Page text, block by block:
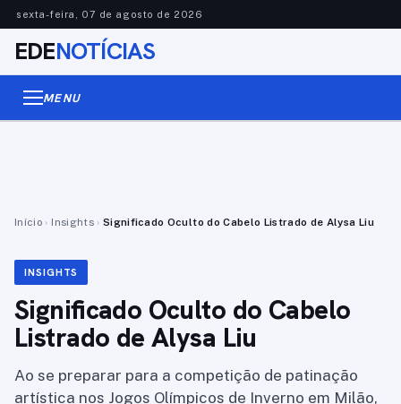
sexta-feira, 07 de agosto de 2026
EDENOTÍCIAS
MENU
Início › Insights › Significado Oculto do Cabelo Listrado de Alysa Liu
INSIGHTS
Significado Oculto do Cabelo
Listrado de Alysa Liu
Ao se preparar para a competição de patinação
artística nos Jogos Olímpicos de Inverno em Milão,